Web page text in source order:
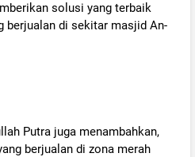
solusi yang terbaik
berjualan di sekitar masjid An-
Putra juga menambahkan,
berjualan di zona merah